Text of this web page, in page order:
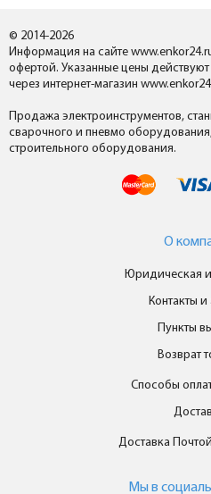
© 2014-2026
Информация на сайте
офертой. Указанные цены
через интернет-магазин
Продажа электроинструментов,
сварочного и пневмо
строительного оборудования.
О
Юридическая
Контакты
Пункты
Возврат
Способы
Доставка
Мы в